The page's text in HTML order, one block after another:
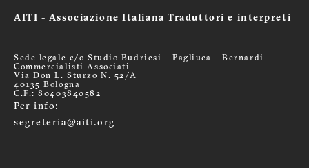
AITI - Associazione Italiana Traduttori e interpreti
Sede legale c/o Studio Budriesi - Pagliuca - Bernardi
Commercialisti Associati
Via Don L. Sturzo N. 52/A
40135 Bologna
C.F.: 80403840582
Per info:
segreteria@aiti.org